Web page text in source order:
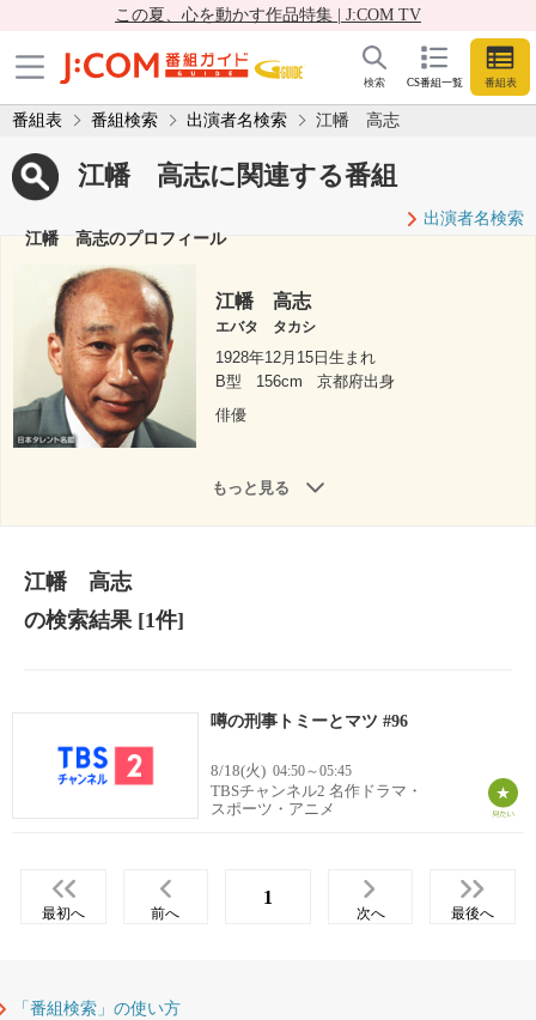
この夏、心を動かす作品特集 | J:COM TV
CS番組一覧 番組表
検索
番組表 番組検索 出演者名検索 江幡 高志
江幡 高志に関連する番組
出演者名検索
江幡 高志のプロフィール
江幡 高志
エバタ タカシ
1928年12月15日生まれ
B型
156cm
京都府出身
俳優
もっと見る
江幡 高志
の検索結果[1件]
噂の刑事トミーとマツ #96
8/18(火) 04:50～05:45
TBSチャンネル2 名作ドラマ・
スポーツ・アニメ
最初へ 前へ
1
次へ 最後へ
「番組検索」の使い方